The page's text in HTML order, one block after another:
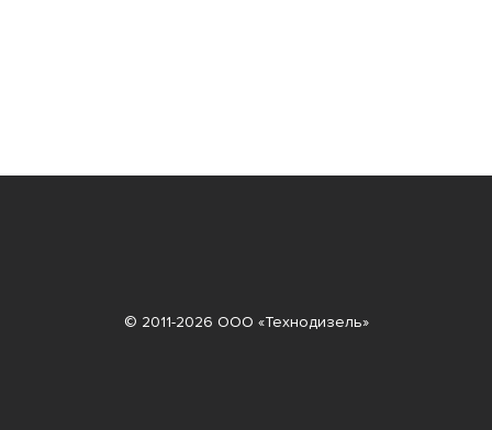
© 2011-2026 ООО «Технодизель»